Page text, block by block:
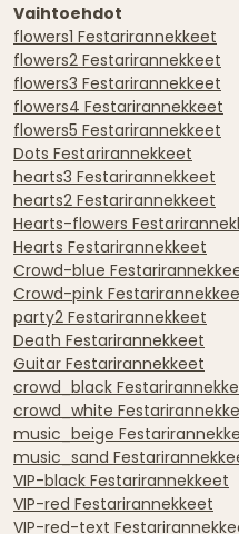
Vaihtoehdot
flowers1 Festarirannekkeet
flowers2 Festarirannekkeet
flowers3 Festarirannekkeet
flowers4 Festarirannekkeet
flowers5 Festarirannekkeet
Dots Festarirannekkeet
hearts3 Festarirannekkeet
hearts2 Festarirannekkeet
Hearts-flowers
Hearts Festarirannekkeet
Crowd-blue
Crowd-pink
party2 Festarirannekkeet
Death Festarirannekkeet
Guitar Festarirannekkeet
crowd_black
crowd_white
music_beige
music_sand
VIP-black Festarirannekkeet
VIP-red Festarirannekkeet
VIP-red-text